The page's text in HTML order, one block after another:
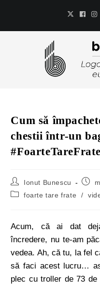
Cum să
chestii într-un
#FoarteTareFrate
Ionut Bunescu
foarte tare frate
/
Acum, că ai dat
încredere, nu te-am
vedea. Ah, că tu, la fel
să faci acest lucru…
plec cu troller de 73